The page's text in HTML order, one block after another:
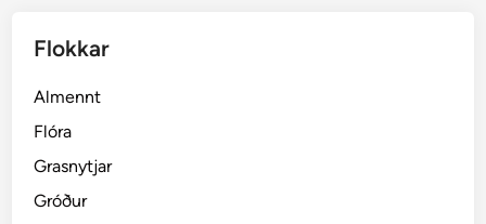
Flokkar
Almennt
Flóra
Grasnytjar
Gróður